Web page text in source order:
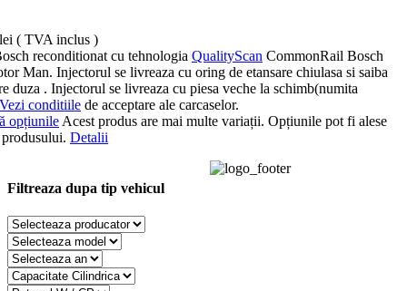
lei ( TVA inclus )
reconditionat cu tehnologia QualityScan CommonRail Bosch
Man. Injectorul se livreaza cu oring de etansare chiulasa si saiba
duza . Injectorul se livreaza cu piesa veche la schimb(numita
Vezi conditiile de acceptare ale carcaselor.
opțiunileAcest produs are mai multe variații. Opțiunile pot fi alese
Detalii
Filtreaza dupa tip vehicul